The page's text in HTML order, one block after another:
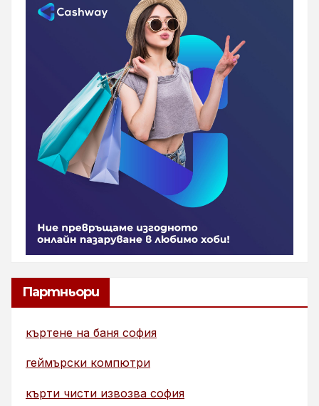
Партньори
къртене на баня софия
геймърски компютри
кърти чисти извозва софия